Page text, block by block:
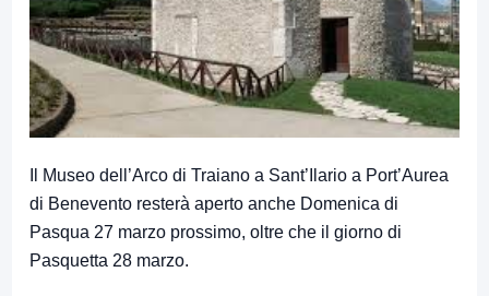
Il Museo dell’Arco di Traiano a Sant’Ilario a Port’Aurea
di Benevento resterà aperto anche Domenica di
Pasqua 27 marzo prossimo, oltre che il giorno di
Pasquetta 28 marzo.